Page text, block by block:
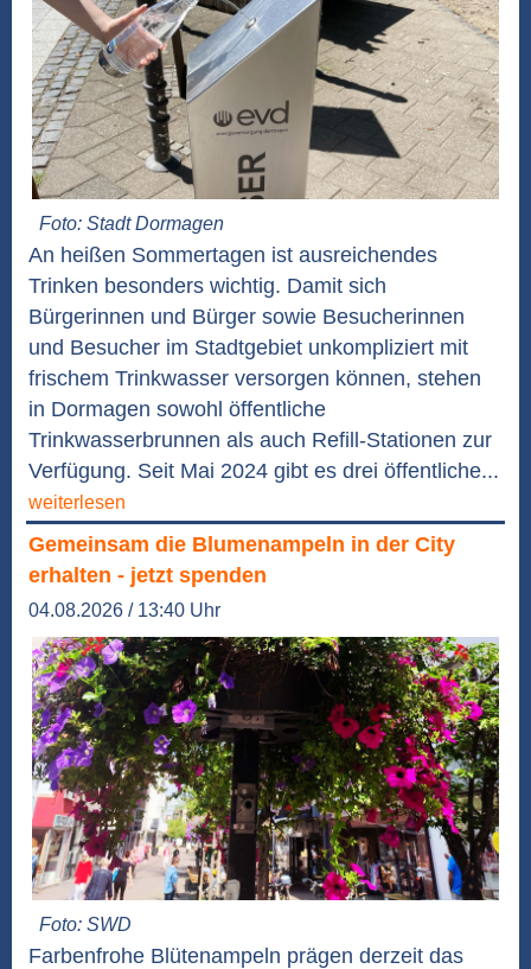
Foto: Stadt Dormagen
An heißen Sommertagen ist ausreichendes
Trinken besonders wichtig. Damit sich
Bürgerinnen und Bürger sowie Besucherinnen
und Besucher im Stadtgebiet unkompliziert mit
frischem Trinkwasser versorgen können, stehen
in Dormagen sowohl öffentliche
Trinkwasserbrunnen als auch Refill-Stationen zur
Verfügung. Seit Mai 2024 gibt es drei öffentliche...
weiterlesen
Gemeinsam die Blumenampeln in der City
erhalten - jetzt spenden
04.08.2026 / 13:40 Uhr
Foto: SWD
Farbenfrohe Blütenampeln prägen derzeit das